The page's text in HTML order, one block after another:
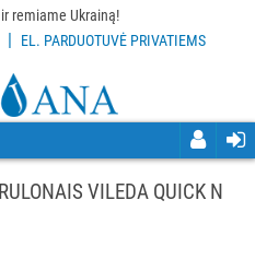
remiame Ukrainą!
| EL. PARDUOTUVĖ PRIVATIEMS
VILEDA QUICK N